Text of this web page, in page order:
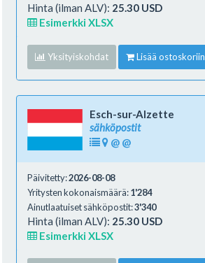
Hinta (ilman ALV): 25.30 USD
Esimerkki XLSX
Yksityiskohdat Lisää ostoskoriin
Esch-sur-Alzette
sähköpostit
@ @
Päivitetty:2026-08-08
Yritysten kokonaismäärä:1'284
Ainutlaatuiset sähköpostit:3'340
Hinta (ilman ALV): 25.30 USD
Esimerkki XLSX